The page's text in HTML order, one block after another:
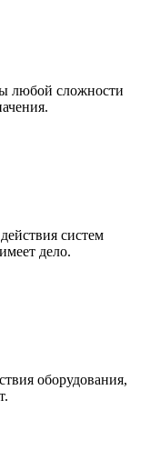
любой сложности
систем
дело.
оборудования,